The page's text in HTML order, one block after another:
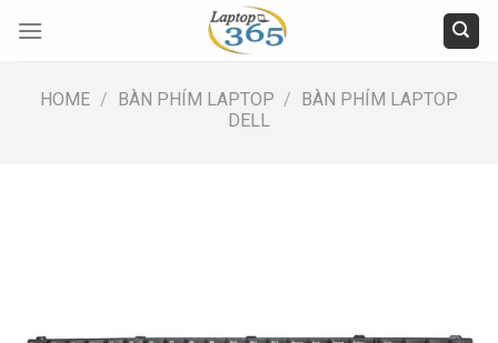
HOME / BÀN PHÍM LAPTOP / BÀN PHÍM LAPTOP
DELL